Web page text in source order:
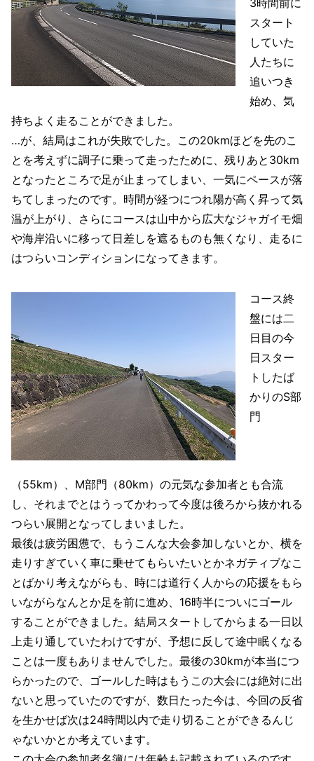
3時間前に
スタート
していた
人たちに
追いつき
始め、気
持ちよく走ることができました。
…が、結局はこれが失敗でした。この20kmほどを先のこ
とを考えずに調子に乗って走ったために、残りあと30km
となったところで足が止まってしまい、一気にペースが落
ちてしまったのです。時間が経つにつれ陽が高く昇って気
温が上がり、さらにコースは山中から広大なジャガイモ畑
や海岸沿いに移って日差しを遮るものも無くなり、走るに
はつらいコンディションになってきます。
コース終
盤には二
日目の今
日スター
トしたば
かりのS部
門
（55km）、M部門（80km）の元気な参加者とも合流
し、それまでとはうってかわって今度は後ろから抜かれる
つらい展開となってしまいました。
最後は疲労困憊で、もうこんな大会参加しないとか、横を
走りすぎていく車に乗せてもらいたいとかネガティブなこ
とばかり考えながらも、時には道行く人からの応援をもら
いながらなんとか足を前に進め、16時半についにゴール
することができました。結局スタートしてからまる一日以
上走り通していたわけですが、予想に反して途中眠くなる
ことは一度もありませんでした。最後の30kmが本当につ
らかったので、ゴールした時はもうこの大会には絶対に出
ないと思っていたのですが、数日たった今は、今回の反省
を生かせば次は24時間以内で走り切ることができるんじ
ゃないかとか考えています。